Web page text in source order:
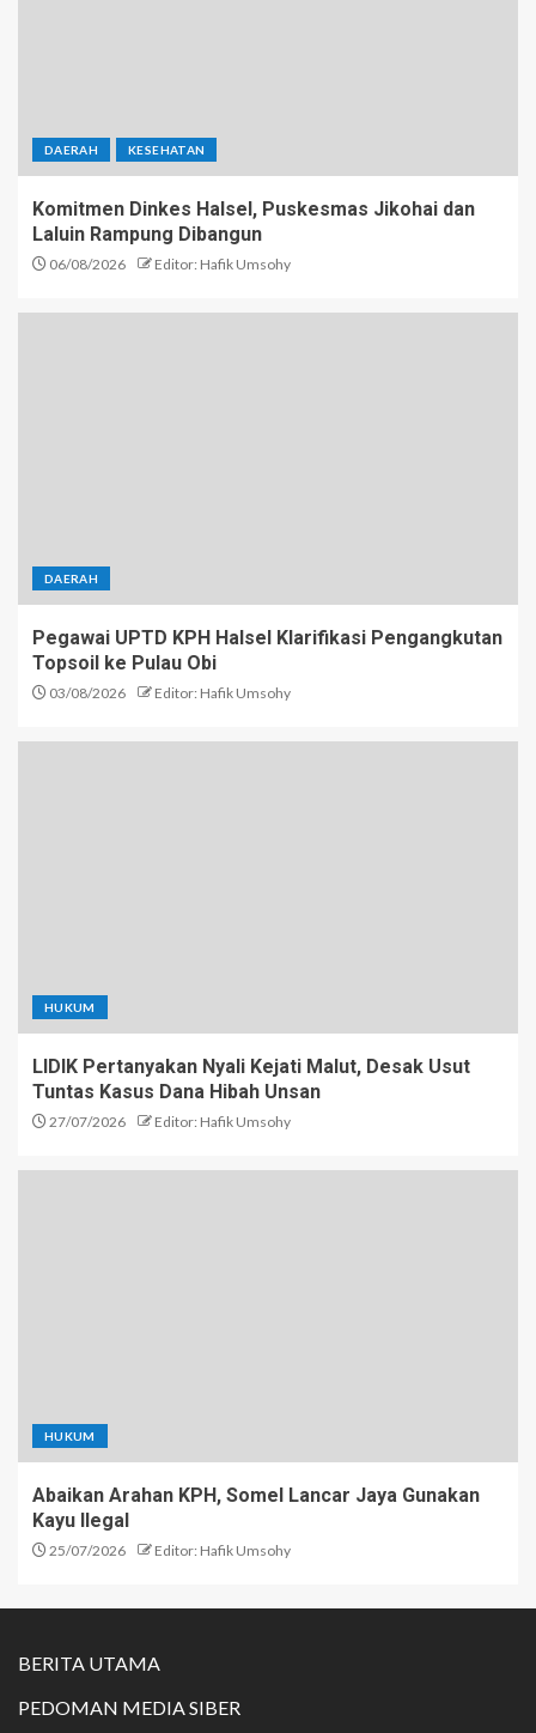
DAERAH KESEHATAN
Komitmen Dinkes Halsel, Puskesmas Jikohai dan
Laluin Rampung Dibangun
06/08/2026 Editor: Hafik Umsohy
DAERAH
Pegawai UPTD KPH Halsel Klarifikasi Pengangkutan
Topsoil ke Pulau Obi
03/08/2026 Editor: Hafik Umsohy
HUKUM
LIDIK Pertanyakan Nyali Kejati Malut, Desak Usut
Tuntas Kasus Dana Hibah Unsan
27/07/2026 Editor: Hafik Umsohy
HUKUM
Abaikan Arahan KPH, Somel Lancar Jaya Gunakan
Kayu Ilegal
25/07/2026 Editor: Hafik Umsohy
BERITA UTAMA
PEDOMAN MEDIA SIBER